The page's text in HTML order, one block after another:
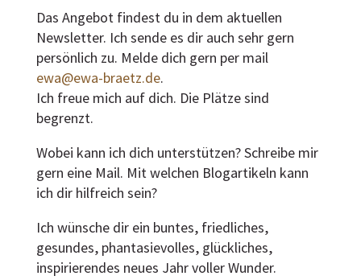
Das Angebot findest du in dem aktuellen
Newsletter. Ich sende es dir auch sehr gern
persönlich zu. Melde dich gern per mail
ewa@ewa-braetz.de.
Ich freue mich auf dich. Die Plätze sind
begrenzt.
Wobei kann ich dich unterstützen? Schreibe mir
gern eine Mail. Mit welchen Blogartikeln kann
ich dir hilfreich sein?
Ich wünsche dir ein buntes, friedliches,
gesundes, phantasievolles, glückliches,
inspirierendes neues Jahr voller Wunder.